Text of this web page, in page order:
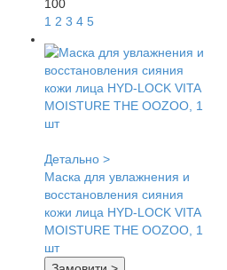
100
1 2 3 4 5
Детально >
Маска для увлажнения и
восстановления сияния
кожи лица HYD-LOCK VITA
MOISTURE THE OOZOO, 1
шт